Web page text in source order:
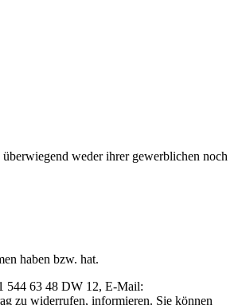
weder ihrer gewerblichen noch
haben bzw. hat.
544 63 48 DW 12, E-Mail:
zu widerrufen, informieren. Sie können